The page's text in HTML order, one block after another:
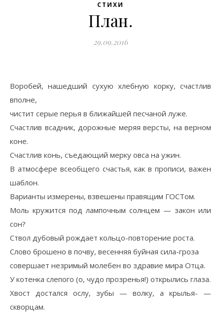
СТИХИ
План.
29.09.2016
Воробей, нашедший сухую хлебную корку, счастлив
вполне,
чистит серые перья в ближайшей песчаной луже.
Счастлив всадник, дорожные меряя версты, на верном
коне.
Счастлив конь, съедающий мерку овса на ужин.
В атмосфере всеобщего счастья, как в прописи, важен
шаблон.
Варианты измерены, взвешены правящим ГОСТом.
Моль кружится под лампочным солнцем — закон или
сон?
Ствол дубовый рождает кольцо-повторение роста.
Слово брошено в почву, весенняя буйная сила-гроза
совершает незримый молебен во здравие мира Отца.
У котенка слепого (о, чудо прозренья!) открылись глаза.
Хвост достался ослу, зубы — волку, а крылья- —
скворцам.